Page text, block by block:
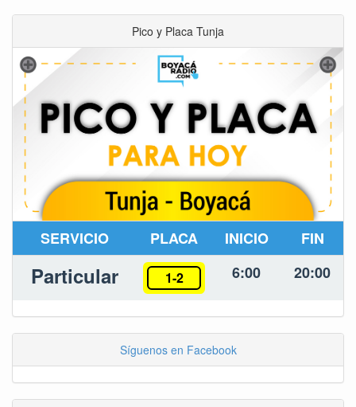
Pico y Placa Tunja
SERVICIO PLACA INICIO FIN
Particular 1-2 6:00 20:00
Síguenos en Facebook